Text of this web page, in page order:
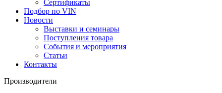
Сертификаты
Подбор по VIN
Новости
Выставки и семинары
Поступления товара
События и мероприятия
Статьи
Контакты
Производители